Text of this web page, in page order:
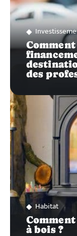
des
Habitat
à bois ?